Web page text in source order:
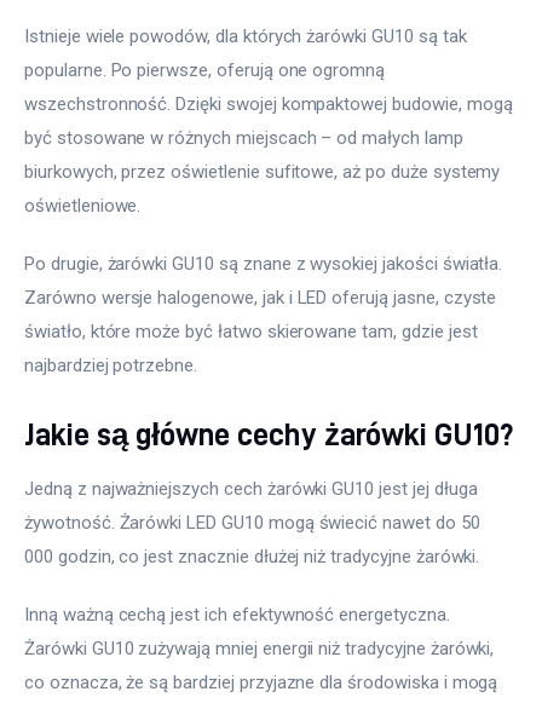
Istnieje wiele powodów, dla których żarówki GU10 są tak
popularne. Po pierwsze, oferują one ogromną
wszechstronność. Dzięki swojej kompaktowej budowie, mogą
być stosowane w różnych miejscach – od małych lamp
biurkowych, przez oświetlenie sufitowe, aż po duże systemy
oświetleniowe.
Po drugie, żarówki GU10 są znane z wysokiej jakości światła.
Zarówno wersje halogenowe, jak i LED oferują jasne, czyste
światło, które może być łatwo skierowane tam, gdzie jest
najbardziej potrzebne.
Jakie są główne cechy żarówki GU10?
Jedną z najważniejszych cech żarówki GU10 jest jej długa
żywotność. Żarówki LED GU10 mogą świecić nawet do 50
000 godzin, co jest znacznie dłużej niż tradycyjne żarówki.
Inną ważną cechą jest ich efektywność energetyczna.
Żarówki GU10 zużywają mniej energii niż tradycyjne żarówki,
co oznacza, że są bardziej przyjazne dla środowiska i mogą